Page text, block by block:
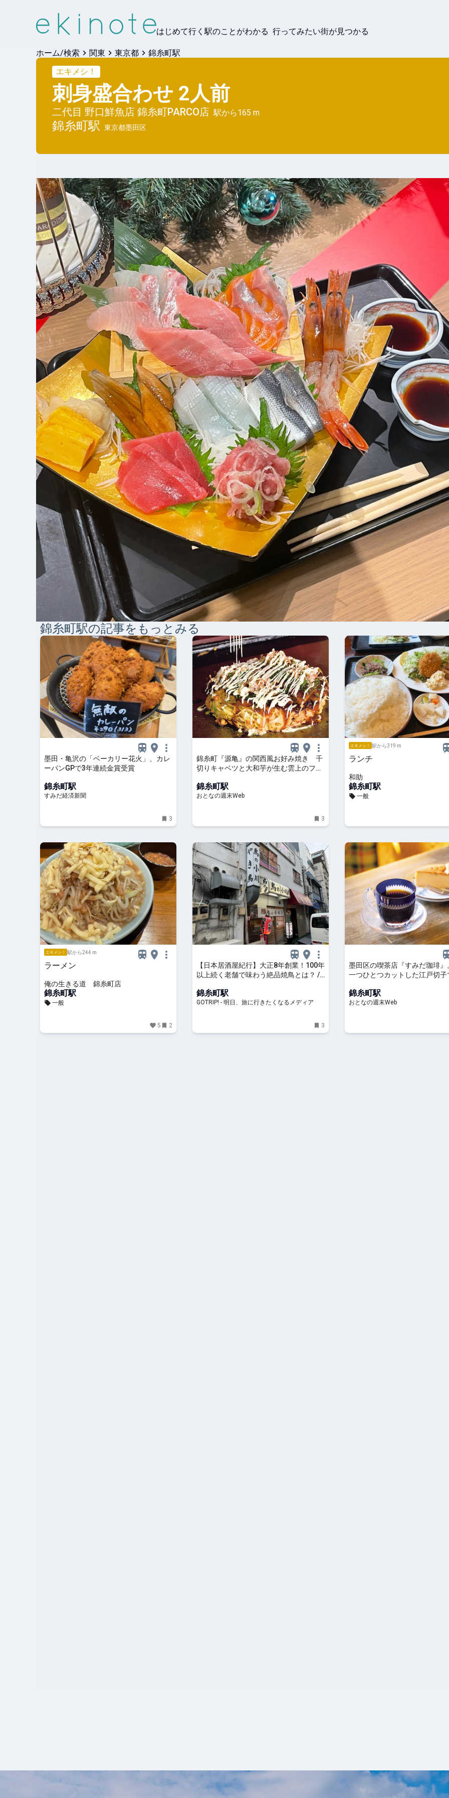
はじめて行く駅のことがわかる 行ってみたい街が見つかる
ホーム/検索 関東 東京都
錦糸町駅
エキメシ！
刺身盛合わせ 2人前
二代目 野口鮮魚店 錦糸町PARCO店 駅から165 m
錦糸町駅 東京都墨田区
錦糸町駅の記事をもっとみる
墨田・亀沢の「ベーカリー花火」、カレ
ーパンGPで3年連続金賞受賞
錦糸町駅
すみだ経済新聞
3
錦糸町『源亀』の関西風お好み焼き 千
切りキャベツと大和芋が生む雲上のフワ
錦糸町駅
おとなの週末Web
3
エキメシ！ 駅から319 m
ランチ
和助
錦糸町駅
一般
エキメシ！ 駅から244 m
ラーメン
俺の生きる道 錦糸町店
錦糸町駅
一般
5 2
【日本居酒屋紀行】大正8年創業！100年
以上続く老舗で味わう絶品焼鳥とは？ /
GOTRIP!
錦糸町駅
GOTRIP! - 明日、旅に行きたくなるメディア
3
墨田区の喫茶店『すみだ珈琲』
一つひとつカットした江戸切子
錦糸町駅
おとなの週末Web